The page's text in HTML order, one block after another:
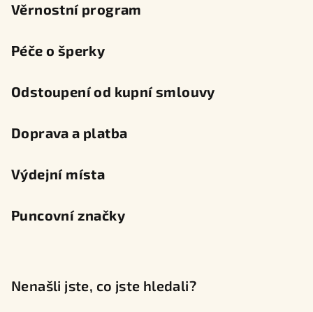
Věrnostní program
Péče o šperky
Odstoupení od kupní smlouvy
Doprava a platba
Výdejní místa
Puncovní značky
Nenašli jste, co jste hledali?